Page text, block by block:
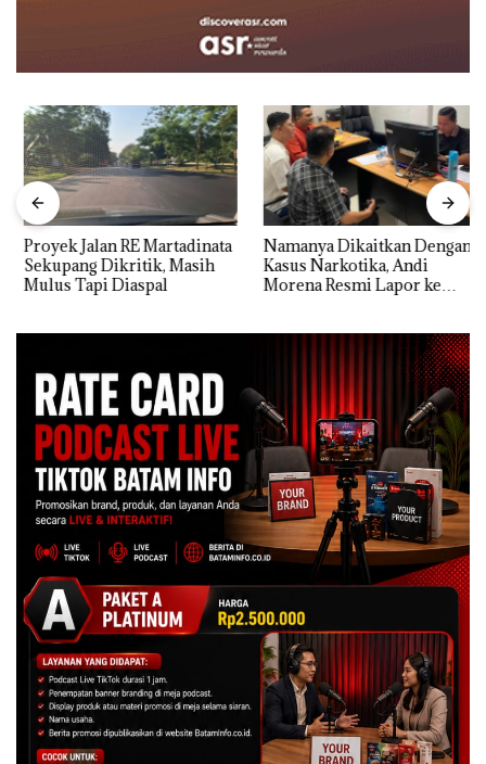
Proyek Jalan RE Martadinata
Sekupang Dikritik, Masih
Mulus Tapi Diaspal
Namanya Dikaitkan Dengan
Kasus Narkotika, Andi
Morena Resmi Lapor ke